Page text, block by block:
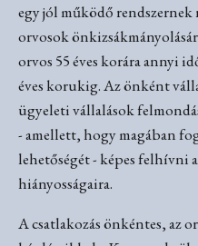
egy jól működő rendszernek
orvosok
orvos 55 éves korára annyi
éves korukig.Az önként
ügyeleti vállalások
- amellett, hogy magában
lehetőségét - képes felhívni
hiányosságaira.
A csatlakozás önkéntes, az